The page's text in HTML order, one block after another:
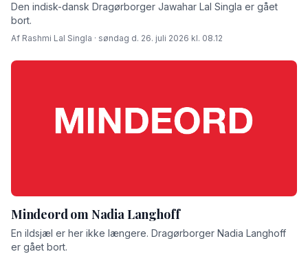
Den indisk-dansk Dragørborger Jawahar Lal Singla er gået
bort.
Af Rashmi Lal Singla · søndag d. 26. juli 2026 kl. 08.12
Mindeord om Nadia Langhoff
En ildsjæl er her ikke længere. Dragørborger Nadia Langhoff
er gået bort.